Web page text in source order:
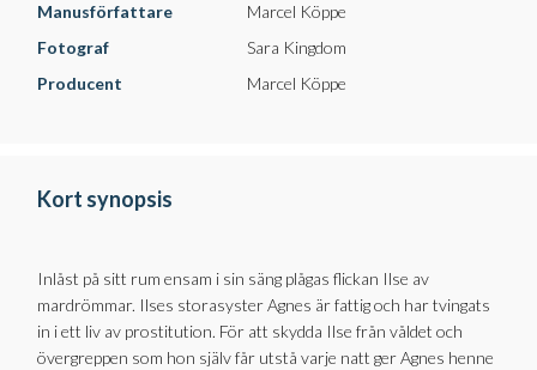
Manusförfattare
Marcel Köppe
Fotograf
Sara Kingdom
Producent
Marcel Köppe
Kort synopsis
Inlåst på sitt rum ensam i sin säng plågas flickan Ilse av
mardrömmar. Ilses storasyster Agnes är fattig och har tvingats
in i ett liv av prostitution. För att skydda Ilse från våldet och
övergreppen som hon själv får utstå varje natt ger Agnes henne